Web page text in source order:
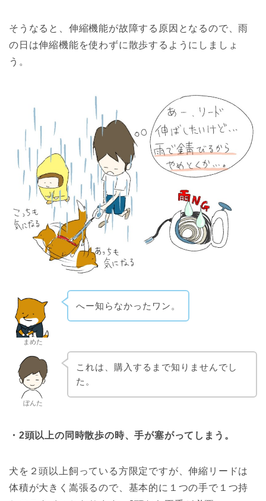
そうなると、伸縮機能が故障する原因となるので、雨
の日は伸縮機能を使わずに散歩するようにしましょ
う。
まめた
へー知らなかったワン。
ぼんた
これは、購入するまで知りませんでし
た。
・2頭以上の同時散歩の時、手が塞がってしまう。
犬を２頭以上飼っている方限定ですが、伸縮リードは
体積が大きく嵩張るので、基本的に１つの手で１つ持